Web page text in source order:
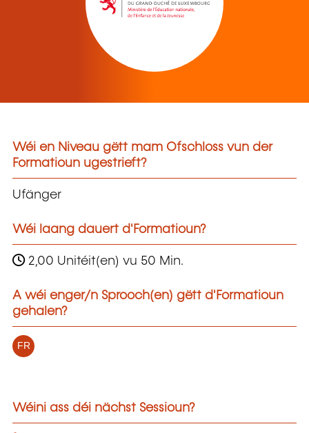
Wéi en Niveau gëtt mam Ofschloss vun der
Formatioun ugestrieft?
Ufänger
Wéi laang dauert d'Formatioun?
2,00 Unitéit(en) vu 50 Min.
A wéi enger/n Sprooch(en) gëtt d'Formatioun
gehalen?
FR
Wéini ass déi nächst Sessioun?